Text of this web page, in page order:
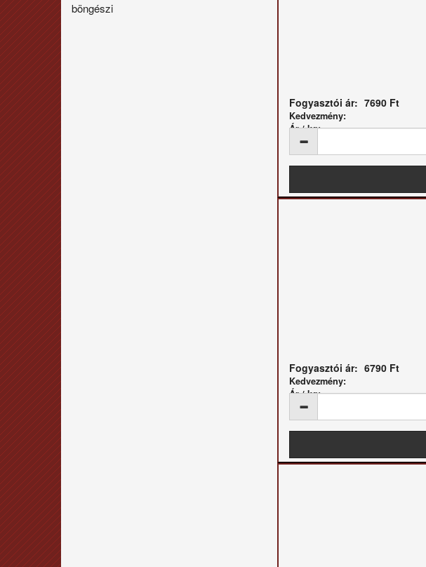
Fogyasztói ár: 7690 Ft
Kedvezmény:
Ár / kg:
Fogyasztói ár: 6790 Ft
Kedvezmény:
Ár / kg:
böngészi